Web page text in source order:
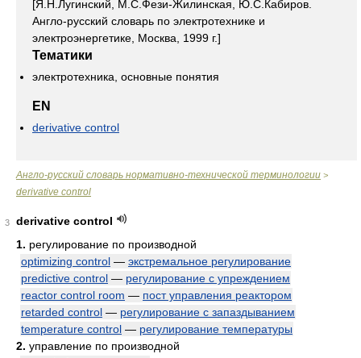
[Я.Н.Лугинский, М.С.Фези-Жилинская, Ю.С.Кабиров.
Англо-русский словарь по электротехнике и
электроэнергетике, Москва, 1999 г.]
Тематики
электротехника, основные понятия
EN
derivative control
Англо-русский словарь нормативно-технической терминологии >
derivative control
3
derivative control
1. регулирование по производной
optimizing control — экстремальное регулирование
predictive control — регулирование с упреждением
reactor control room — пост управления реактором
retarded control — регулирование с запаздыванием
temperature control — регулирование температуры
2. управление по производной